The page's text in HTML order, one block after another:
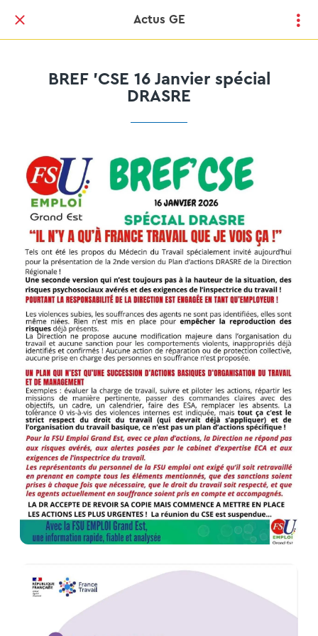
Actus GE
BREF 'CSE 16 Janvier spécial
DRASRE